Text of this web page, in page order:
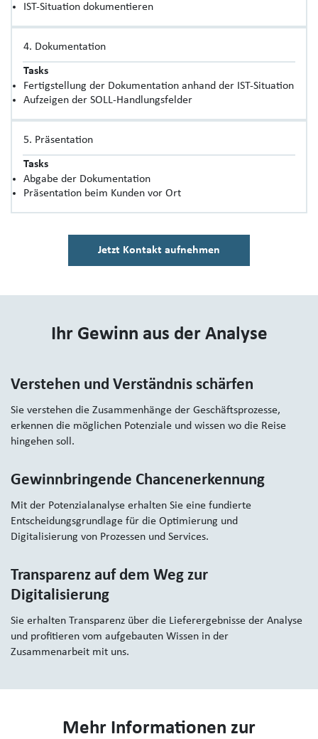
IST-Situation dokumentieren
4. Dokumentation
Tasks
Fertigstellung der Dokumentation anhand der IST-Situation
Aufzeigen der SOLL-Handlungsfelder
5. Präsentation
Tasks
Abgabe der Dokumentation
Präsentation beim Kunden vor Ort
Jetzt Kontakt aufnehmen
Ihr Gewinn aus der Analyse
Verstehen und Verständnis schärfen
Sie verstehen die Zusammenhänge der Geschäftsprozesse,
erkennen die möglichen Potenziale und wissen wo die Reise
hingehen soll.
Gewinnbringende Chancenerkennung
Mit der Potenzialanalyse erhalten Sie eine fundierte
Entscheidungsgrundlage für die Optimierung und
Digitalisierung von Prozessen und Services.
Transparenz auf dem Weg zur
Digitalisierung
Sie erhalten Transparenz über die Lieferergebnisse der Analyse
und profitieren vom aufgebauten Wissen in der
Zusammenarbeit mit uns.
Mehr Informationen zur